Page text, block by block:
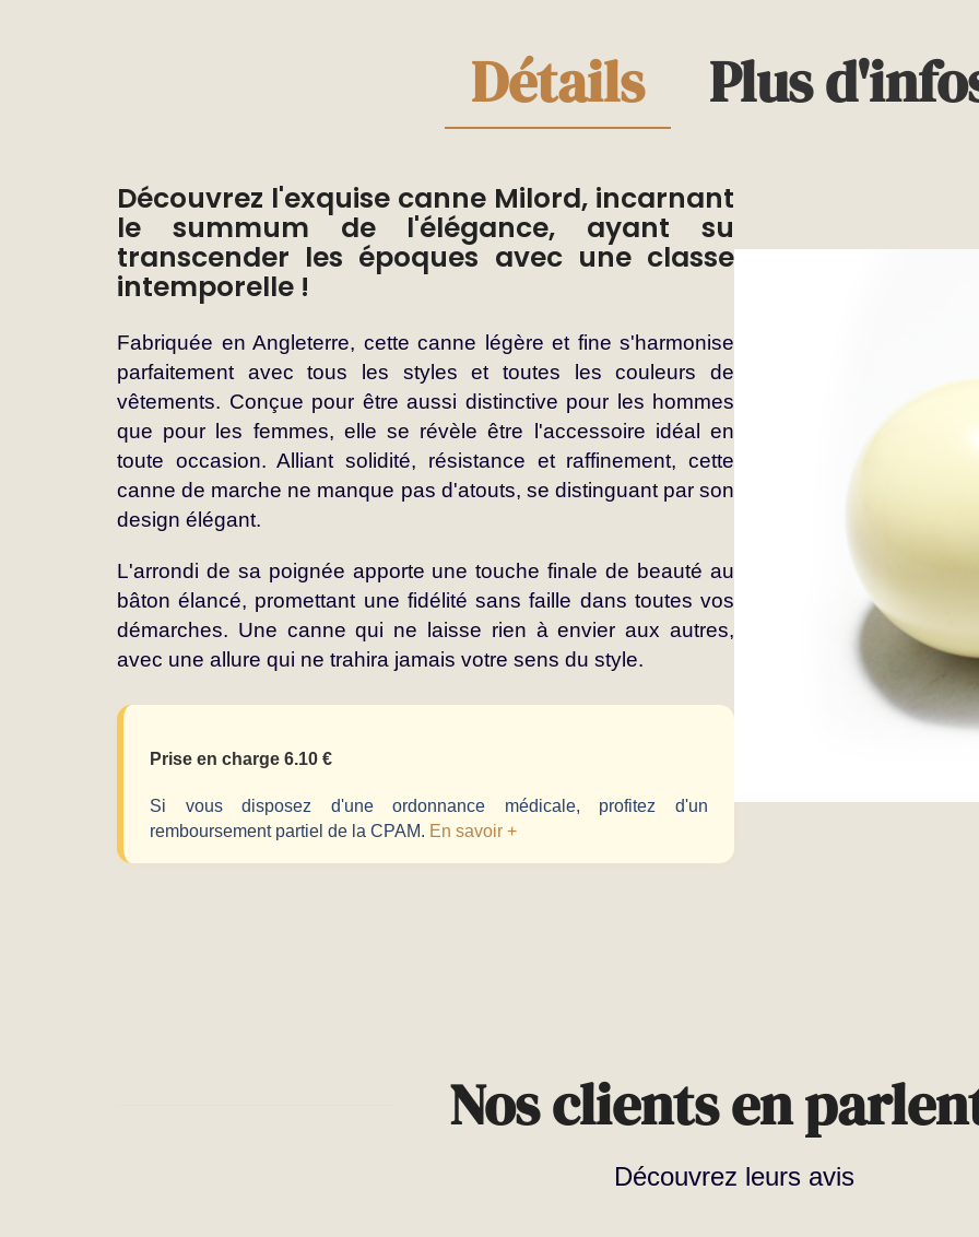
Détails
Découvrez l'exquise canne Milord, incarnant
le summum de l'élégance, ayant su
transcender les époques avec une classe
intemporelle !
Fabriquée en Angleterre, cette canne légère et fine s'harmonise
parfaitement avec tous les styles et toutes les couleurs de
vêtements. Conçue pour être aussi distinctive pour les hommes
que pour les femmes, elle se révèle être l'accessoire idéal en
toute occasion. Alliant solidité, résistance et raffinement, cette
canne de marche ne manque pas d'atouts, se distinguant par son
design élégant.
L'arrondi de sa poignée apporte une touche finale de beauté au
bâton élancé, promettant une fidélité sans faille dans toutes vos
démarches. Une canne qui ne laisse rien à envier aux autres,
avec une allure qui ne trahira jamais votre sens du style.
Prise en charge 6.10 €
Si vous disposez d'une ordonnance médicale, profitez d'un
remboursement partiel de la CPAM. En savoir +
Nos clients en
Découvrez leurs avis
Plus